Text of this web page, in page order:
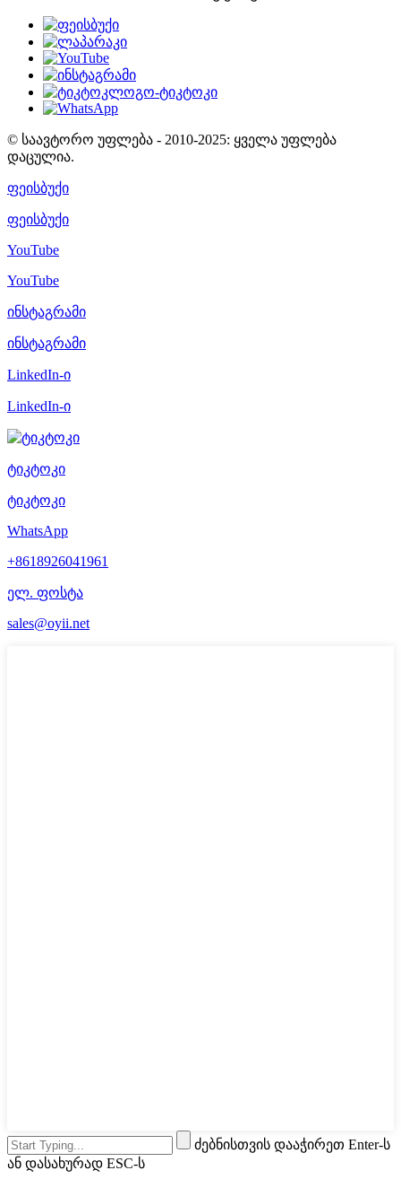
© საავტორო უფლება - 2010-2025: ყველა უფლება
დაცულია.
ფეისბუქი
ფეისბუქი
YouTube
YouTube
ინსტაგრამი
ინსტაგრამი
LinkedIn-ი
LinkedIn-ი
ტიკტოკი
ტიკტოკი
WhatsApp
+8618926041961
ელ. ფოსტა
sales@oyii.net
ძებნისთვის დააჭირეთ Enter-ს
ან დასახურად ESC-ს